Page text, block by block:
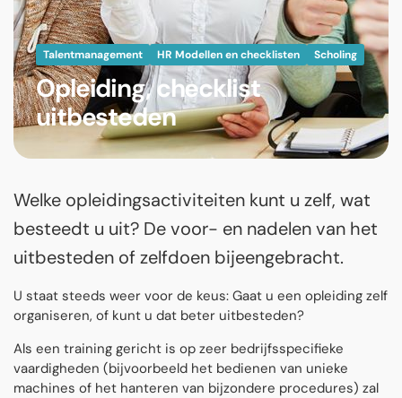
Talentmanagement HR Modellen en checklisten Scholing
Opleiding, checklist
uitbesteden
Welke opleidingsactiviteiten kunt u zelf, wat
besteedt u uit? De voor- en nadelen van het
uitbesteden of zelfdoen bijeengebracht.
U staat steeds weer voor de keus: Gaat u een opleiding zelf
organiseren, of kunt u dat beter uitbesteden?
Als een training gericht is op zeer bedrijfsspecifieke
vaardigheden (bijvoorbeeld het bedienen van unieke
machines of het hanteren van bijzondere procedures) zal